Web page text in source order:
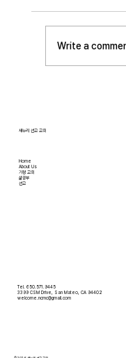
림돌이 되
의입니다.
문명은 우
Write a
Home
About Us
​가정 교회
​삶공부
​선교
Tel. 650.571.9445
3399 CSM Drive, San Mateo, CA 94402
welcome.ncmc@gmail.com
새누리 선교 교회